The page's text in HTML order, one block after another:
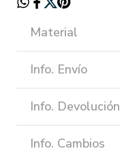
Material
Info. Envío
Info. Devolución
Info. Cambios